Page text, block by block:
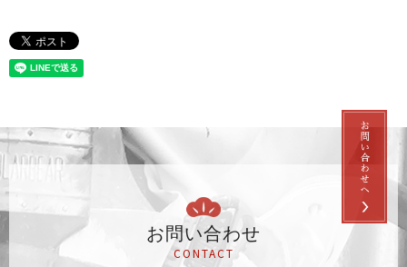
お問い合わせ
CONTACT